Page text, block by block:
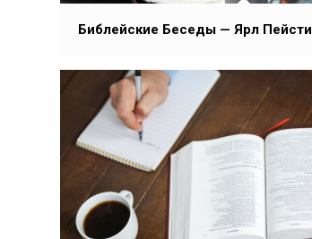
Библейские Беседы — Ярл Пейсти